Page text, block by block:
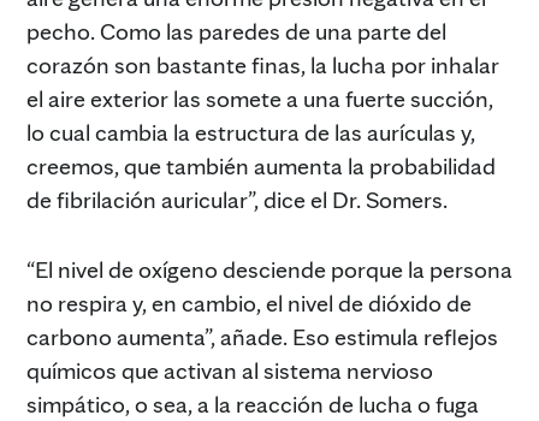
pecho. Como las paredes de una parte del
corazón son bastante finas, la lucha por inhalar
el aire exterior las somete a una fuerte succión,
lo cual cambia la estructura de las aurículas y,
creemos, que también aumenta la probabilidad
de fibrilación auricular”, dice el Dr. Somers.
“El nivel de oxígeno desciende porque la persona
no respira y, en cambio, el nivel de dióxido de
carbono aumenta”, añade. Eso estimula reflejos
químicos que activan al sistema nervioso
simpático, o sea, a la reacción de lucha o fuga